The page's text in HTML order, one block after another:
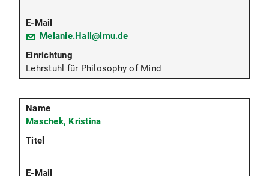
Melanie.Hall@lmu.de
Lehrstuhl für Philosophy of Mind
Maschek, Kristina